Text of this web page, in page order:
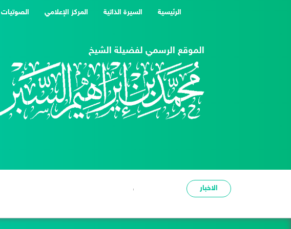
الرئيسية
(current) السيرة الذاتية المركز الإعلامي الصوتيات
الموقع الرسمي لفضيلة الشيخ
الاخبار شدة الحر عبرة وعظة